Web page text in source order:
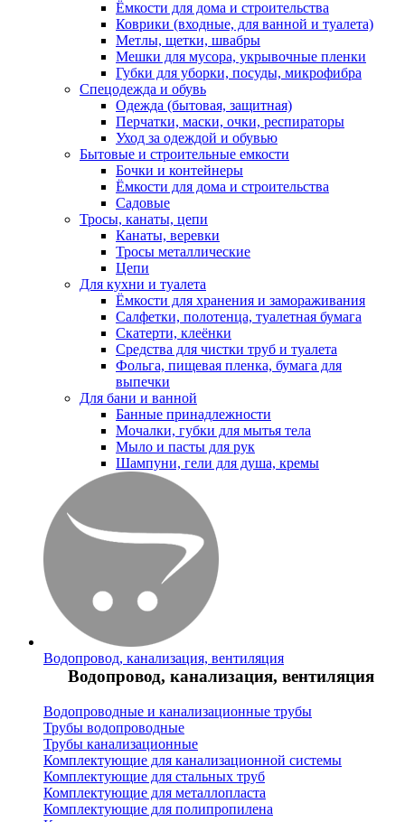
Ёмкости для дома и строительства
Коврики (входные, для ванной и туалета)
Метлы, щетки, швабры
Мешки для мусора, укрывочные пленки
Губки для уборки, посуды, микрофибра
Спецодежда и обувь
Одежда (бытовая, защитная)
Перчатки, маски, очки, респираторы
Уход за одеждой и обувью
Бытовые и строительные емкости
Бочки и контейнеры
Ёмкости для дома и строительства
Садовые
Тросы, канаты, цепи
Канаты, веревки
Тросы металлические
Цепи
Для кухни и туалета
Ёмкости для хранения и замораживания
Салфетки, полотенца, туалетная бумага
Скатерти, клеёнки
Средства для чистки труб и туалета
Фольга, пищевая пленка, бумага для
выпечки
Для бани и ванной
Банные принадлежности
Мочалки, губки для мытья тела
Мыло и пасты для рук
Шампуни, гели для душа, кремы
Водопровод, канализация, вентиляция
Водопровод, канализация, вентиляция
Водопроводные и канализационные трубы
Трубы водопроводные
Трубы канализационные
Комплектующие для канализационной системы
Комплектующие для стальных труб
Комплектующие для металлопласта
Комплектующие для полипропилена